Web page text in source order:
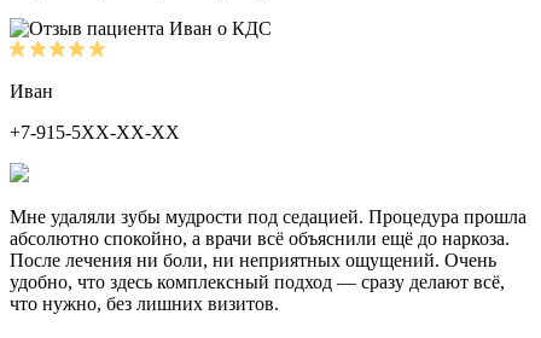
Иван
+7-915-5ХХ-ХХ-ХХ
Мне удаляли зубы мудрости под седацией. Процедура прошла
абсолютно спокойно, а врачи всё объяснили ещё до наркоза.
После лечения ни боли, ни неприятных ощущений. Очень
удобно, что здесь комплексный подход — сразу делают всё,
что нужно, без лишних визитов.